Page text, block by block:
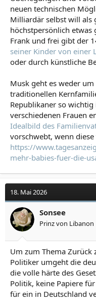
neuen technischen
Milliardär selbst will als
höchstpersönlich etwas
Frank und frei gibt der
seiner Kinder von einer
oder durch künstliche
Musk geht es weder
traditionellen
Republikaner so
verschiedenen Frauen
Idealbild des
vorschwebt, wenn
https://
mehr-babies-fuer-die-
18. Mai 2026
Sonsee
Prinz von Libanon
Um zum Thema Zurück
Politiker umgeht die
die volle härte des
Politik, keine Papiere
für ein in Deutschland